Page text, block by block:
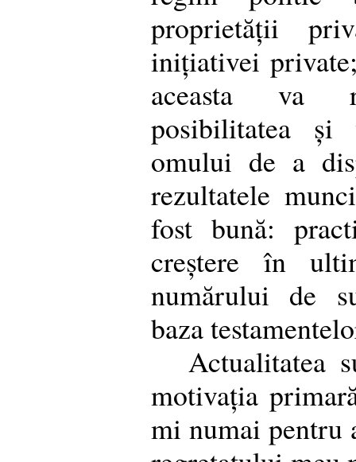
proprietății
inițiativei
aceasta va
posibilitatea și
omului de a
rezultatele
fost bună:
creștere în
numărului de
baza
Actualitatea
motivația
mi numai pentru